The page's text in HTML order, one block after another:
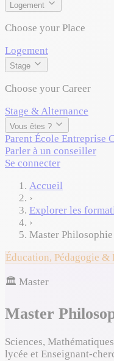
Logement
Choose your Place
Logement
Stage
Choose your Career
Stage & Alternance
Vous êtes ?
Parent École Entreprise
Parler à un conseiller
Se connecter
Accueil
›
Explorer les
›
Master Philosophie
Éducation, Pédagogie &
🏛️ Master
Master
Sciences,
lycée et Enseignant-